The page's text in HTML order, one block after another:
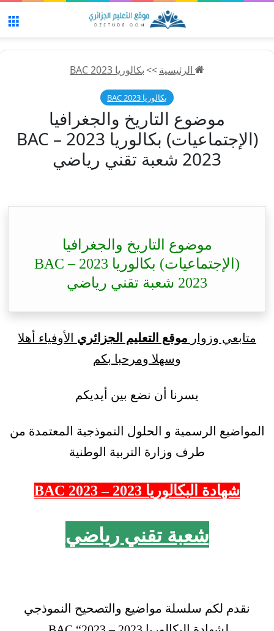
الرئيسية>>بكالوريا 2023 BAC
بكالوريا 2023 BAC
موضوع التاريخ والجغرافيا
(الإجتماعيات) بكالوريا 2023 – BAC
2023 شعبة تقني رياضي
موضوع التاريخ والجغرافيا
(الإجتماعيات) بكالوريا 2023 – BAC
2023 شعبة تقني رياضي
متابعي وزوار موقع التعليم الجزائري الأوفياء أهلا
وسهلا ومرحبا بكم
يسرنا أن نضع بين أيديكم
المواضيع الرسمية و الحلول النموذجية المعتمدة من
طرف وزارة التربية الوطنية
شهادة البكالوريا 2023 – 2023 BAC
شعبة تقني رياضي
نقدم لكم سلسلة مواضيع والتصحيح النموذجي